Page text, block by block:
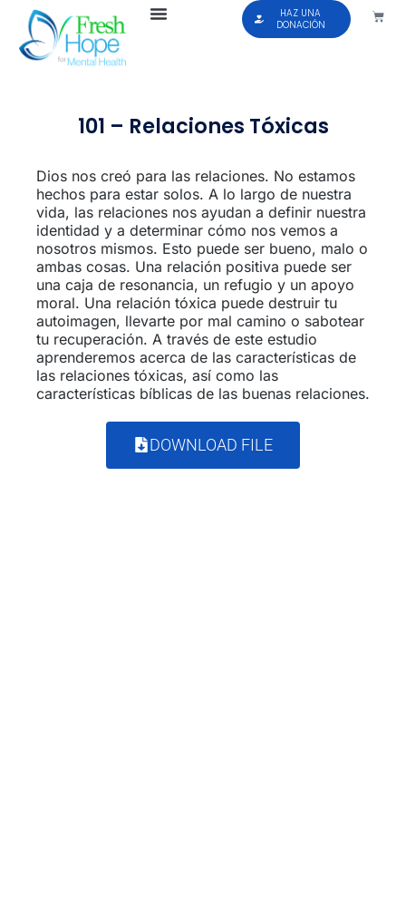
HAZ UNA
DONACIÓN
101 – Relaciones Tóxicas
Dios nos creó para las relaciones. No estamos
hechos para estar solos. A lo largo de nuestra
vida, las relaciones nos ayudan a definir nuestra
identidad y a determinar cómo nos vemos a
nosotros mismos. Esto puede ser bueno, malo o
ambas cosas. Una relación positiva puede ser
una caja de resonancia, un refugio y un apoyo
moral. Una relación tóxica puede destruir tu
autoimagen, llevarte por mal camino o sabotear
tu recuperación. A través de este estudio
aprenderemos acerca de las características de
las relaciones tóxicas, así como las
características bíblicas de las buenas relaciones.
DOWNLOAD FILE